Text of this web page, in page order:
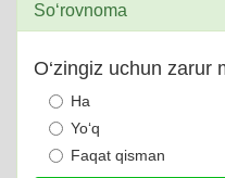
So‘rovnoma
O‘zingiz uchun zarur
Ha
Yo‘q
Faqat qisman